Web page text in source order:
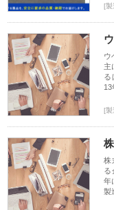
[製
ウ
主
る
13
[製
株
る
年
製